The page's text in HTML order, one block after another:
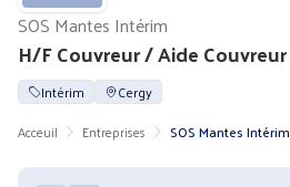
H/F Couvreur / Aide Couvreur
SOS Mantes Intérim
Intérim
Cergy
Acceuil
Entreprises SOS Mantes Intérim